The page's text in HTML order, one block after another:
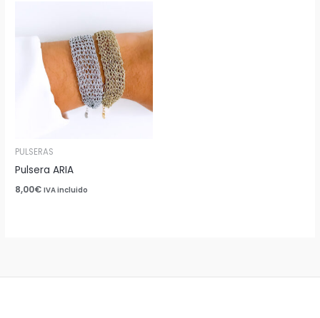
PULSERAS
Pulsera ARIA
8,00€ IVA incluido